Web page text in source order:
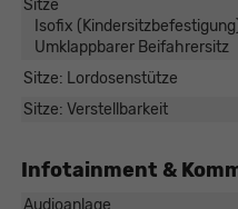
Sitze
Isofix
Umklappbarer Beifahrersitz
Sitze: Lordosenstütze
Sitze: Verstellbarkeit
Infotainment &